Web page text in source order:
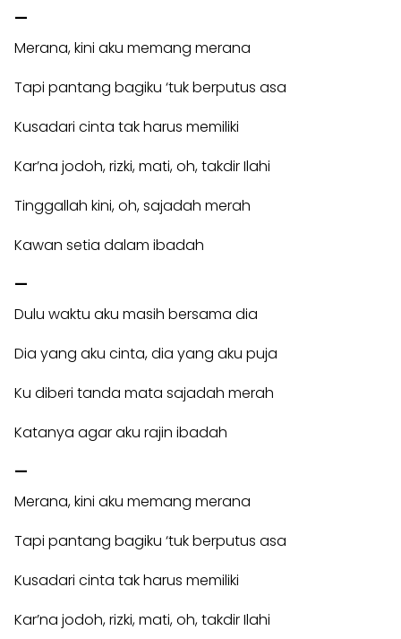
—
Merana, kini aku memang merana
Tapi pantang bagiku ‘tuk berputus asa
Kusadari cinta tak harus memiliki
Kar’na jodoh, rizki, mati, oh, takdir Ilahi
Tinggallah kini, oh, sajadah merah
Kawan setia dalam ibadah
—
Dulu waktu aku masih bersama dia
Dia yang aku cinta, dia yang aku puja
Ku diberi tanda mata sajadah merah
Katanya agar aku rajin ibadah
—
Merana, kini aku memang merana
Tapi pantang bagiku ‘tuk berputus asa
Kusadari cinta tak harus memiliki
Kar’na jodoh, rizki, mati, oh, takdir Ilahi